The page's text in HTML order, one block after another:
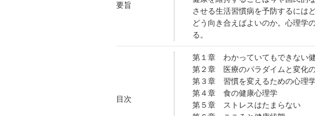
要旨
させる生活習慣病を予防するには
どう向き合えばよいのか。心理学
る。
目次
第１章 わかっていてもできない
第２章 医療のパラダイムと変化
第３章 習慣を変えるための心理
第４章 食の健康心理学
第５章 ストレスはたまらない